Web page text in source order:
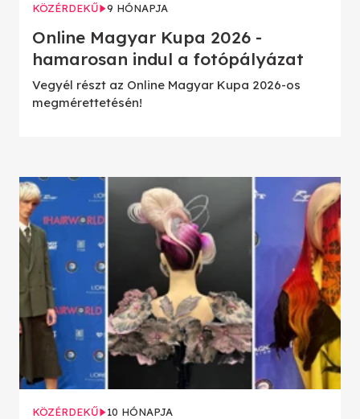
KÖZÉRDEKŰ 9 HÓNAPJA
Online Magyar Kupa 2026 -
hamarosan indul a fotópályázat
Vegyél részt az Online Magyar Kupa 2026-os
megmérettetésén!
KÖZÉRDEKŰ 10 HÓNAPJA